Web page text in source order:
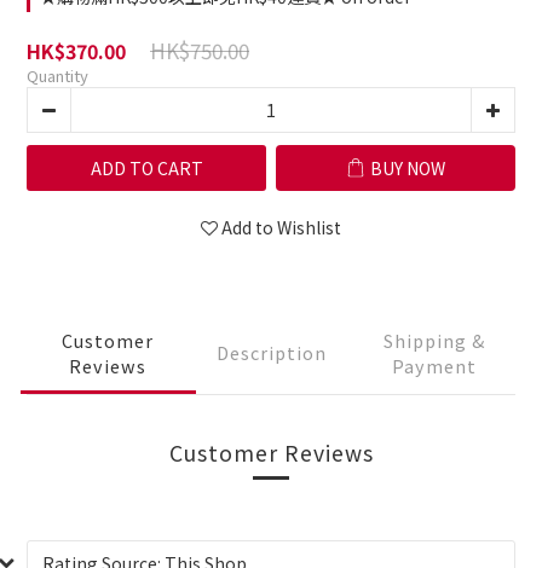
HK$370.00 HK$750.00
Quantity
ADD TO CART BUY NOW
Add to Wishlist
Customer
Reviews
Description
Shipping &
Payment
Customer Reviews